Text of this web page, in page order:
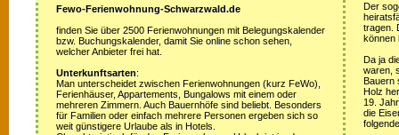
Fewo-Ferienwohnung-Schwarzwald.de
finden Sie über 2500 Ferienwohnungen mit Belegungskalender
bzw. Buchungskalender, damit Sie online schon sehen,
welcher Anbieter frei hat.
Unterkunftsarten:
Man unterscheidet zwischen Ferienwohnungen (kurz FeWo),
Ferienhäuser, Appartements, Bungalows mit einem oder
mehreren Zimmern. Auch Bauernhöfe sind beliebt. Besonders
für Familien oder einfach mehrere Personen ergeben sich so
weit günstigere Urlaube als in Hotels.
Der
tragen.
können
Da ja
waren,
Bauern
Holz
19.
die